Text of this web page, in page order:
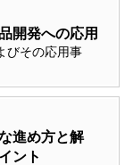
開発への応用
びその応用事
進め方と解
ント